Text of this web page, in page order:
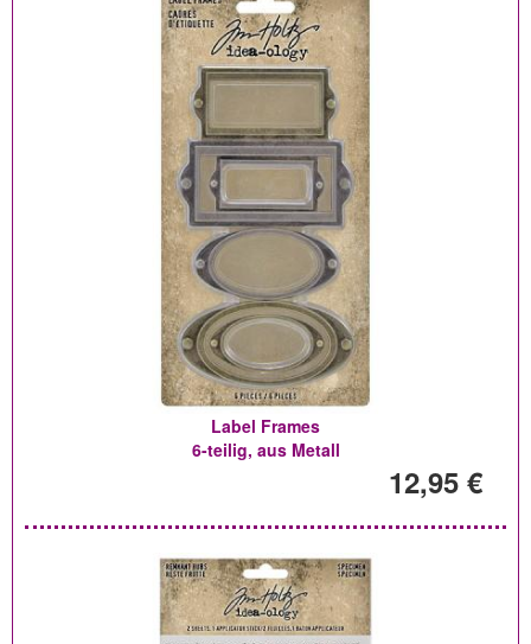
Label Frames
6-teilig, aus Metall
12,95 €